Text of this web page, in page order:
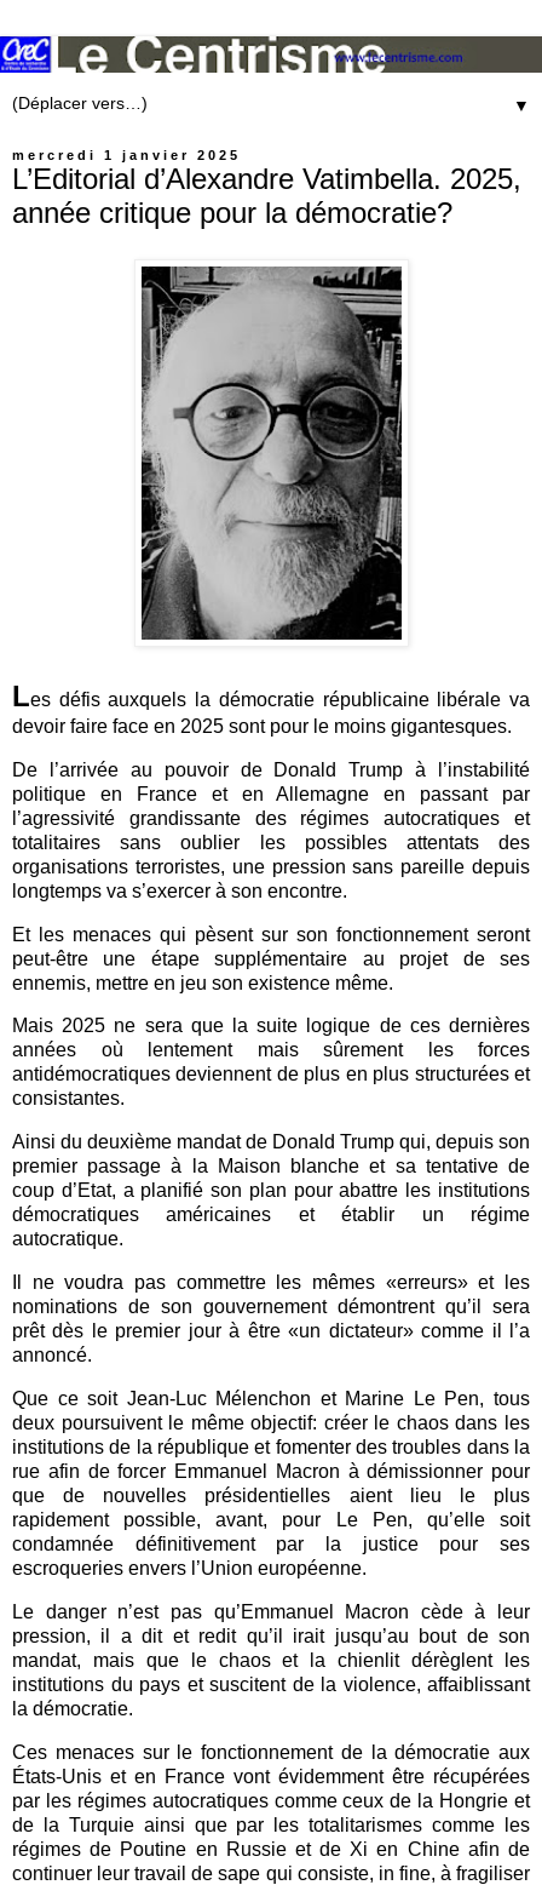
▼
mercredi 1 janvier 2025
L’Editorial d’Alexandre Vatimbella. 2025,
année critique pour la démocratie?
Les défis auxquels la démocratie républicaine libérale va
devoir faire face en 2025 sont pour le moins gigantesques.
De l’arrivée au pouvoir de Donald Trump à l’instabilité
politique en France et en Allemagne en passant par
l’agressivité grandissante des régimes autocratiques et
totalitaires sans oublier les possibles attentats des
organisations terroristes, une pression sans pareille depuis
longtemps va s’exercer à son encontre.
Et les menaces qui pèsent sur son fonctionnement seront
peut-être une étape supplémentaire au projet de ses
ennemis, mettre en jeu son existence même.
Mais 2025 ne sera que la suite logique de ces dernières
années où lentement mais sûrement les forces
antidémocratiques deviennent de plus en plus structurées et
consistantes.
Ainsi du deuxième mandat de Donald Trump qui, depuis son
premier passage à la Maison blanche et sa tentative de
coup d’Etat, a planifié son plan pour abattre les institutions
démocratiques américaines et établir un régime
autocratique.
Il ne voudra pas commettre les mêmes «erreurs» et les
nominations de son gouvernement démontrent qu’il sera
prêt dès le premier jour à être «un dictateur» comme il l’a
annoncé.
Que ce soit Jean-Luc Mélenchon et Marine Le Pen, tous
deux poursuivent le même objectif: créer le chaos dans les
institutions de la république et fomenter des troubles dans la
rue afin de forcer Emmanuel Macron à démissionner pour
que de nouvelles présidentielles aient lieu le plus
rapidement possible, avant, pour Le Pen, qu’elle soit
condamnée définitivement par la justice pour ses
escroqueries envers l’Union européenne.
Le danger n’est pas qu’Emmanuel Macron cède à leur
pression, il a dit et redit qu’il irait jusqu’au bout de son
mandat, mais que le chaos et la chienlit dérèglent les
institutions du pays et suscitent de la violence, affaiblissant
la démocratie.
Ces menaces sur le fonctionnement de la démocratie aux
États-Unis et en France vont évidemment être récupérées
par les régimes autocratiques comme ceux de la Hongrie et
de la Turquie ainsi que par les totalitarismes comme les
régimes de Poutine en Russie et de Xi en Chine afin de
continuer leur travail de sape qui consiste, in fine, à fragiliser